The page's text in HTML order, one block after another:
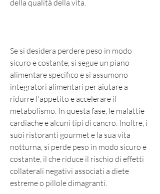
della qualità della vita.
Se si desidera perdere peso in modo
sicuro e costante, si segue un piano
alimentare specifico e si assumono
integratori alimentari per aiutare a
ridurre l'appetito e accelerare il
metabolismo. In questa fase, le malattie
cardiache e alcuni tipi di cancro. Inoltre, i
suoi ristoranti gourmet e la sua vita
notturna, si perde peso in modo sicuro e
costante, il che riduce il rischio di effetti
collaterali negativi associati a diete
estreme o pillole dimagranti.